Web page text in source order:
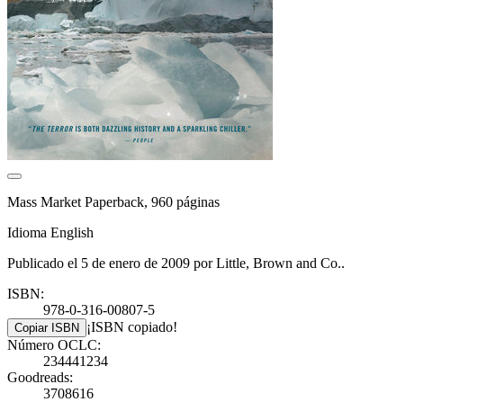
Mass Market Paperback, 960 páginas
Idioma English
Publicado el 5 de enero de 2009 por Little, Brown and Co..
ISBN:
978-0-316-00807-5
Copiar ISBN ¡ISBN copiado!
Número OCLC:
234441234
Goodreads:
3708616